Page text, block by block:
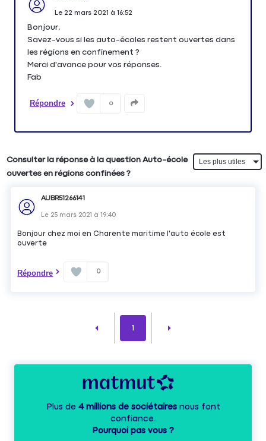
Le 22 mars 2021 à 16:52
Bonjour,
Savez-vous si les auto-écoles restent ouvertes dans
les régions en confinement ?
Merci d'avance pour vos réponses.
Fab
Répondre 0
Consulter la réponse à la question Auto-école
ouvertes en régions confinées ?
AUBR51266141
Le 25 mars 2021 à19:40
Bonjour chez moi en Charente maritime l'auto école est
ouverte
Répondre 0
1
Plus de 4 millions de sociétairesnous font
confiance.
Pourquoi pas vous ?